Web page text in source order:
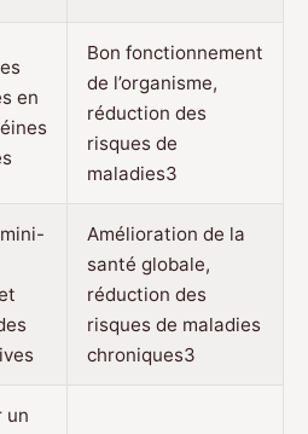
en
Bon fonctionnement
de l’organisme,
réduction des
risques de
maladies3
Amélioration de la
santé globale,
réduction des
risques de maladies
chroniques3
un